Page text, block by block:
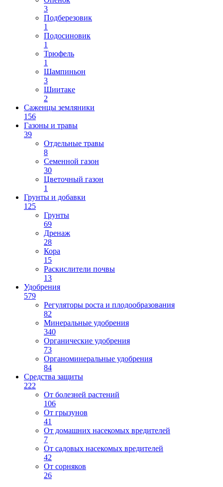
3
Подберезовик
1
Подосиновик
1
Трюфель
1
Шампиньон
3
Шиитаке
2
Саженцы земляники
156
Газоны и травы
39
Отдельные травы
8
Семенной газон
30
Цветочный газон
1
Грунты и добавки
125
Грунты
69
Дренаж
28
Кора
15
Раскислители почвы
13
Удобрения
579
Регуляторы роста и плодообразования
82
Минеральные удобрения
340
Органические удобрения
73
Органоминеральные удобрения
84
Средства защиты
222
От болезней растений
106
От грызунов
41
От домашних насекомых вредителей
7
От садовых насекомых вредителей
42
От сорняков
26